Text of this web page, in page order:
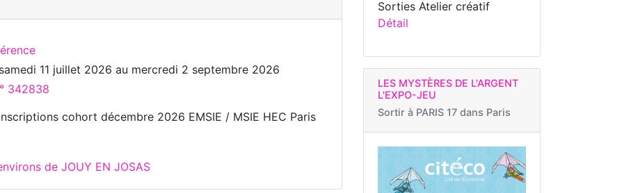
samedi 11 juillet 2026 au mercredi 2 septembre 2026
342838
cohort décembre 2026 EMSIE / MSIE HEC Paris
de JOUY EN JOSAS
Sorties Atelier créatif
Détail
LES MYSTÈRES DE L'ARGENT
L'EXPO-JEU
Sortir à PARIS 17 dans Paris